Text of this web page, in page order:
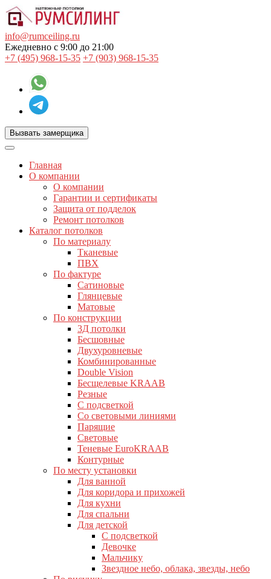
info@rumceiling.ru
Ежедневно с 9:00 до 21:00
+7 (495) 968-15-35 +7 (903) 968-15-35
Вызвать замерщика
Главная
О компании
О компании
Гарантии и сертификаты
Защита от подделок
Ремонт потолков
Каталог потолков
По материалу
Тканевые
ПВХ
По фактуре
Сатиновые
Глянцевые
Матовые
По конструкции
3Д потолки
Бесшовные
Двухуровневые
Комбинированные
Double Vision
Бесщелевые KRAAB
Резные
С подсветкой
Со световыми линиями
Парящие
Световые
Теневые EuroKRAAB
Контурные
По месту установки
Для ванной
Для коридора и прихожей
Для кухни
Для спальни
Для детской
С подсветкой
Девочке
Мальчику
Звездное небо, облака, звезды, небо